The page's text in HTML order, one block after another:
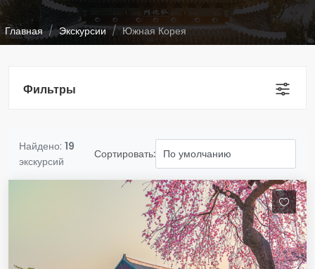
Главная Экскурсии Южная Корея
Фильтры
Найдено: 19
экскурсий
Сортировать: